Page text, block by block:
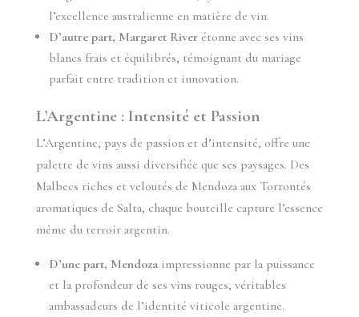
l’excellence australienne en matière de vin.
D’autre part, Margaret Riverétonne avec ses vins
blancs frais et équilibrés, témoignant du mariage
parfait entre tradition et innovation.
L’Argentine : Intensité et Passion
L’Argentine, pays de passion et d’intensité, offre une
palette de vins aussi diversifiée que ses paysages. Des
Malbecs riches et veloutés de Mendoza aux Torrontés
aromatiques de Salta, chaque bouteille capture l’essence
même du terroir argentin.
D’une part, Mendozaimpressionne par la puissance
et la profondeur de ses vins rouges, véritables
ambassadeurs de l’identité viticole argentine.